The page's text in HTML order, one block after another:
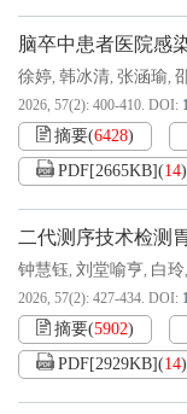
脑卒中患者医院感
徐婷, 韩冰清, 张涵瑜,
2026, 57(2): 400-410. DOI:
摘要(6428)
PDF[2665KB](14)
二代测序技术检测
钟慧钰, 刘堂喻亨, 白玲,
2026, 57(2): 427-434. DOI:
摘要(5902)
PDF[2929KB](14)